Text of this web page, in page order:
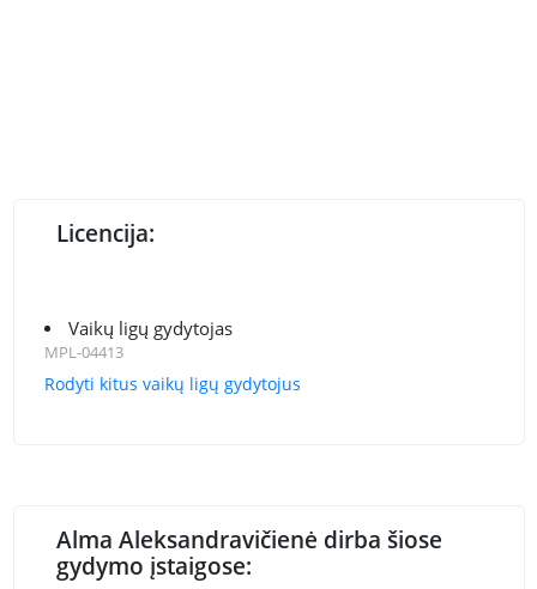
Licencija:
Vaikų ligų gydytojas
MPL-04413
Rodyti kitus vaikų ligų gydytojus
Alma Aleksandravičienė dirba šiose
gydymo įstaigose: